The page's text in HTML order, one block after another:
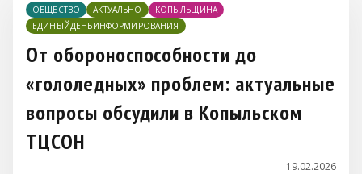
ОБЩЕСТВО АКТУАЛЬНО
КОПЫЛЬЩИНА
ЕДИНЫЙДЕНЬИНФОРМИРОВАНИЯ
От обороноспособности до
«гололедных» проблем: актуальные
вопросы обсудили в Копыльском
ТЦСОН
19.02.2026